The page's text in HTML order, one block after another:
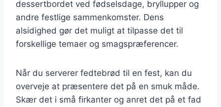
dessertbordet ved fødselsdage, bryllupper og
andre festlige sammenkomster. Dens
alsidighed gør det muligt at tilpasse det til
forskellige temaer og smagspræferencer.
Når du serverer fedtebrød til en fest, kan du
overveje at præsentere det på en smuk måde.
Skær det i små firkanter og anret det på et fad